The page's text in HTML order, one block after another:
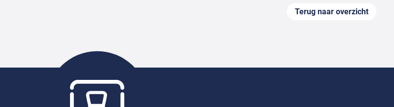
Terug naar overzicht